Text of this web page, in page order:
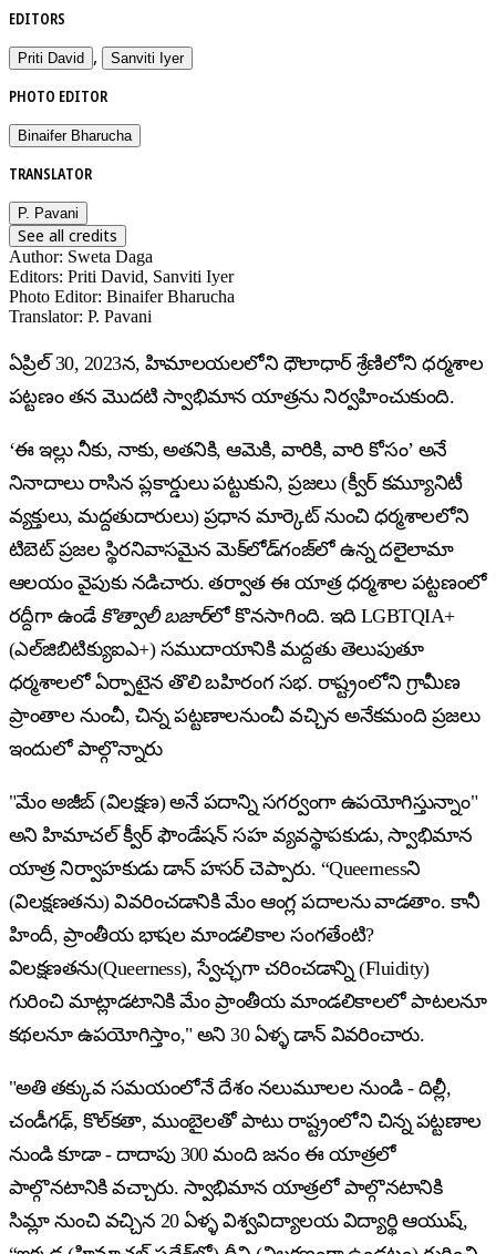
EDITORS
Priti David , Sanviti Iyer
PHOTO EDITOR
Binaifer Bharucha
TRANSLATOR
P. Pavani
See all credits
Author: Sweta Daga
Editors: Priti David, Sanviti Iyer
Photo Editor: Binaifer Bharucha
Translator: P. Pavani
ఏప్రిల్ 30, 2023న, హిమాలయలలోని ధౌలాధార్ శ్రేణిలోని ధర్మశాల
పట్టణం తన మొదటి స్వాభిమాన యాత్రను నిర్వహించుకుంది.
‘ఈ ఇల్లు నీకు, నాకు, అతనికి, ఆమెకి, వారికి, వారి కోసం’ అనే
నినాదాలు రాసిన ప్లకార్డులు పట్టుకుని, ప్రజలు (క్వీర్ కమ్యూనిటీ
వ్యక్తులు, మద్దతుదారులు) ప్రధాన మార్కెట్ నుంచి ధర్మశాలలోని
టిబెట్ ప్రజల స్థిరనివాసమైన మెక్‌లోడ్‌గంజ్‌లో ఉన్న దలైలామా
ఆలయం వైపుకు నడిచారు. తర్వాత ఈ యాత్ర ధర్మశాల పట్టణంలో
రద్దీగా ఉండే కొత్వాలీ బజార్‌లో కొనసాగింది. ఇది LGBTQIA+
(ఎల్‌జిబిటిక్యుఐఎ+) సముదాయానికి మద్దతు తెలుపుతూ
ధర్మశాలలో ఏర్పాటైన తొలి బహిరంగ సభ. రాష్ట్రంలోని గ్రామీణ
ప్రాంతాల నుంచీ, చిన్న పట్టణాలనుంచీ వచ్చిన అనేకమంది ప్రజలు
ఇందులో పాల్గొన్నారు
"మేం అజీబ్ (విలక్షణ) అనే పదాన్ని సగర్వంగా ఉపయోగిస్తున్నాం"
అని హిమాచల్ క్వీర్ ఫౌండేషన్ సహ వ్యవస్థాపకుడు, స్వాభిమాన
యాత్ర నిర్వాహకుడు డాన్ హసర్ చెప్పారు. “Queernessని
(విలక్షణతను) వివరించడానికి మేం ఆంగ్ల పదాలను వాడతాం. కానీ
హిందీ, ప్రాంతీయ భాషల మాండలికాల సంగతేంటి?
విలక్షణతను(Queerness), స్వేచ్ఛగా చరించడాన్ని (Fluidity)
గురించి మాట్లాడటానికి మేం ప్రాంతీయ మాండలికాలలో పాటలనూ
కథలనూ ఉపయోగిస్తాం," అని 30 ఏళ్ళ డాన్ వివరించారు.
"అతి తక్కువ సమయంలోనే దేశం నలుమూలల నుండి - దిల్లీ,
చండీగఢ్, కొల్‌కతా, ముంబైలతో పాటు రాష్ట్రంలోని చిన్న పట్టణాల
నుండి కూడా - దాదాపు 300 మంది జనం ఈ యాత్రలో
పాల్గొనటానికి వచ్చారు. స్వాభిమాన యాత్రలో పాల్గొనటానికి
సిమ్లా నుంచి వచ్చిన 20 ఏళ్ళ విశ్వవిద్యాలయ విద్యార్థి ఆయుష్,